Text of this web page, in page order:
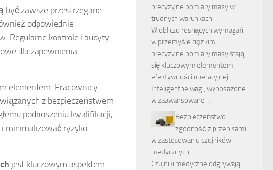
być zawsze przestrzegane.
odpowiednie
Regularne kontrole i audyty
dla zapewnienia
elementem. Pracownicy
z bezpieczeństwem
podnoszeniu kwalifikacji,
minimalizować ryzyko
jest kluczowym aspektem.
precyzyjne pomiary masy w
trudnych warunkach
W obliczu rosnących wymagań
w przemyśle ciężkim,
precyzyjne pomiary masy stają
się kluczowym elementem
efektywności operacyjnej.
Inteligentne wagi, wyposażone
w zaawansowane …
Bezpieczeństwo i
zgodność z przepisami
w zastosowaniu czujników
medycznych
Czujniki medyczne odgrywają